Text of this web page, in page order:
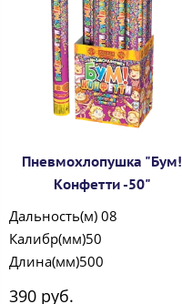
Пневмохлопушка "Бум!
Конфетти -50"
Дальность(м) 08
Калибр(мм)50
Длина(мм)500
390 руб.